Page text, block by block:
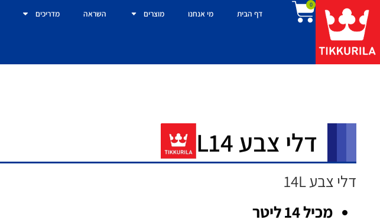
0
דף הבית מי אנחנו מוצרים השראה מדריכים
דלי צבע L14
דלי צבע 14L
מכיל 14 ליטר